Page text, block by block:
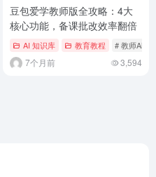
豆包爱学教师版全攻略：4大
核心功能，备课批改效率翻倍
AI 知识库 教育教程 # 教师Ai向
7个月前 3,594